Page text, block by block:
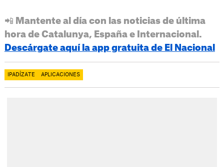
📲 Mantente al día con las noticias de última
hora de Catalunya, España e Internacional.
Descárgate aquí la app gratuita de El Nacional
IPADÍZATE APLICACIONES